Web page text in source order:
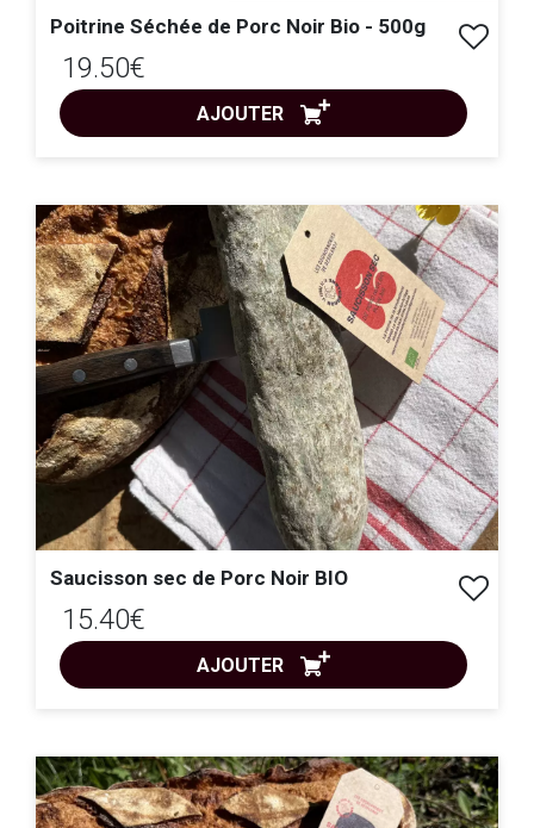
Poitrine Séchée de Porc Noir Bio - 500g
19.50€
AJOUTER
Saucisson sec de Porc Noir BIO
15.40€
AJOUTER